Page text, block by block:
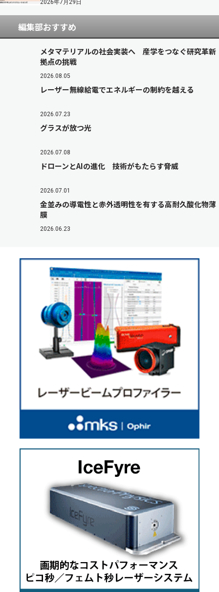
2026年7月29日
編集部おすすめ
メタマテリアルの社会実装へ 産学をつなぐ研究革新
拠点の挑戦
2026.08.05
レーザー無線給電でエネルギーの制約を越える
2026.07.23
グラスが放つ光
2026.07.08
ドローンとAIの進化 技術がもたらす脅威
2026.07.01
金並みの導電性と赤外透明性を有する高耐久酸化物薄
膜
2026.06.23